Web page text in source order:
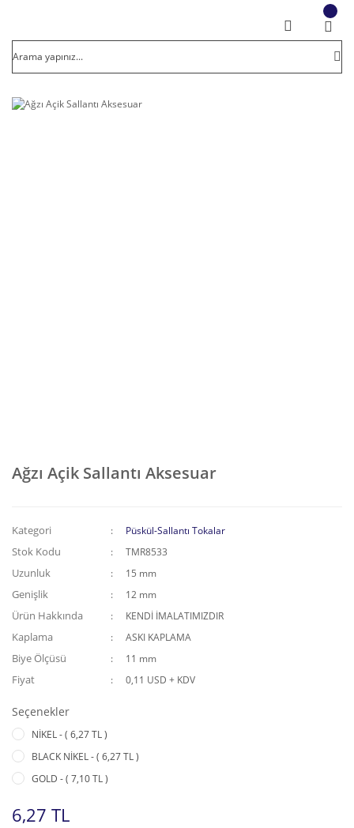
Ağzı Açik Sallantı Aksesuar
Kategori Püskül-Sallantı Tokalar
Stok Kodu TMR8533
Uzunluk 15 mm
Genişlik 12 mm
Ürün Hakkında KENDİ İMALATIMIZDIR
Kaplama ASKI KAPLAMA
Biye Ölçüsü 11 mm
Fiyat 0,11 USD + KDV
Seçenekler
NİKEL - ( 6,27 TL )
BLACK NİKEL - ( 6,27 TL )
GOLD - ( 7,10 TL )
6,27 TL